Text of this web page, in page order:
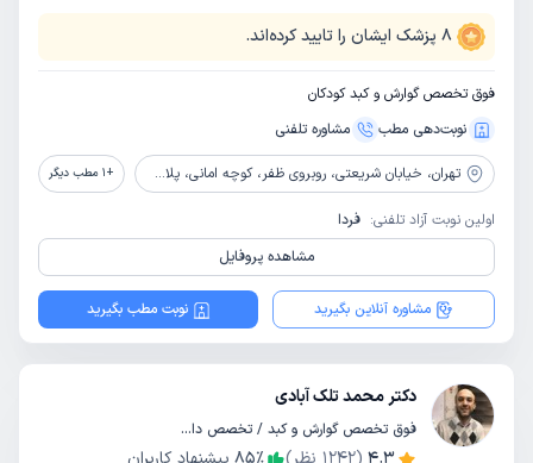
8 پزشک ایشان را تایید کرده‌اند.
فوق تخصص گوارش و کبد کودکان
نوبت‌دهی مطب
مشاوره‌ تلفنی
تهران، خیابان شریعتی، روبروی ظفر، کوچه امانی، پلاک 2، طبقه 3 +
1 مطب دیگر
اولین نوبت آزاد تلفنی: فردا
مشاهده پروفایل
مشاوره آنلاین بگیرید نوبت مطب بگیرید
دکتر محمد تلک آبادی
فوق تخصص گوارش و کبد / تخصص داخلی